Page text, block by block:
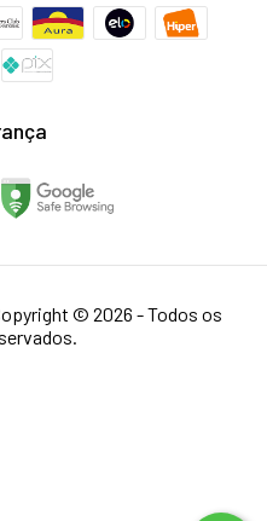
© 2026 - Todos os